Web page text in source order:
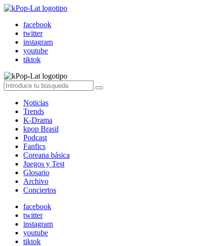
facebook
twitter
instagram
youtube
tiktok
Noticias
Trends
K-Drama
kpop Brasil
Podcast
Fanfics
Coreana básica
Juegos y Test
Glosario
Archivo
Conciertos
facebook
twitter
instagram
youtube
tiktok